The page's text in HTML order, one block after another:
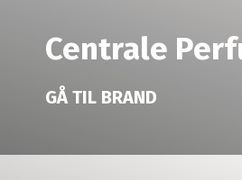
Centrale
GÅ TIL BRAND